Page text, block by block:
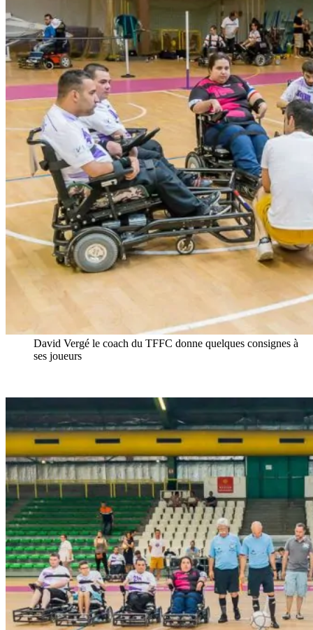
David Vergé le coach du TFFC donne quelques consignes à
ses joueurs